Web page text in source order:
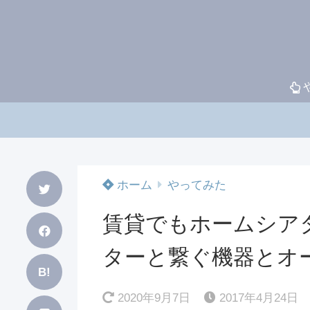
B!
ホーム やってみた
賃貸でもホームシ
ターと繋ぐ機器とオ
2020年9月7日 2017年4月24日